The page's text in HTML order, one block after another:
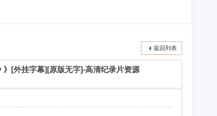
返回列表
[外挂字幕][原版无字]-高清纪录片资源